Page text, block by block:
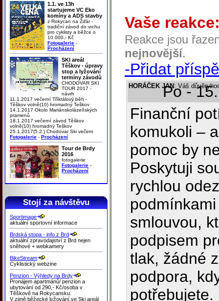
1.1. ve 13h
startujeme VC Eko
komíny a ADS stavby
z Rokycan na Žďár -
tradiční závod do vrchu
pro cyklisty a běžce o
10 000,- Kč
Fotogalerie -
Procházení
SKI areál
Těškov - úpravy
stop a lyžování
termíny závodů
CHODOVAR SKI
TOUR 2017 -
návrh
11.1.2017 večerní Tříkrálový běh -
Těškov volně(10) hromadný Teškov
14.1.2017 Okolo Mariánskolázeňských
pramenů
18.1.2017 večerní závod Těškov
volně(10) hromadný Teškov
25.1.2017(5.2.) Chodovar Ski večern
Fotogalerie - Procházení
Tour de Brdy
2016
fotogalerie
Fotogalerie -
Procházení
Stojí za návštěvu
Sportimage
aktuální sportovní informace
Brdská stopa - info z Brd
aktuální zpravodajství z Brd nejen
sněhové + webkamery
BikeStream
Cyklistický webzine
Penzion - Výhledy na Brdy
Pronájem apartmánů/ penzion a
ubytování od 290,- Kč/osoba v
Těškově na Rokycansku.
V zimě běžecké lyžování ve Ski areál
Vaše
Reakce jsou
nejnovější.
-Přidat
HORÁČEK JAN : Váš
Po -
Finanční
komukoli –
pomoc by
Poskytuji
rychlou
smlouvou,
podpisem
tlak, žádné
podpora,
potřebujete.